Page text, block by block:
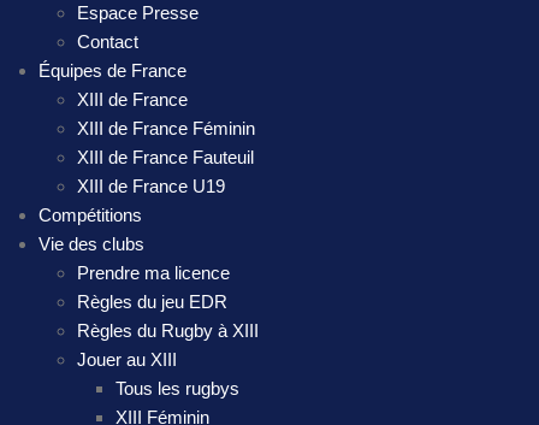
Espace Presse
Contact
Équipes de France
XIII de France
XIII de France Féminin
XIII de France Fauteuil
XIII de France U19
Compétitions
Vie des clubs
Prendre ma licence
Règles du jeu EDR
Règles du Rugby à XIII
Jouer au XIII
Tous les rugbys
XIII Féminin